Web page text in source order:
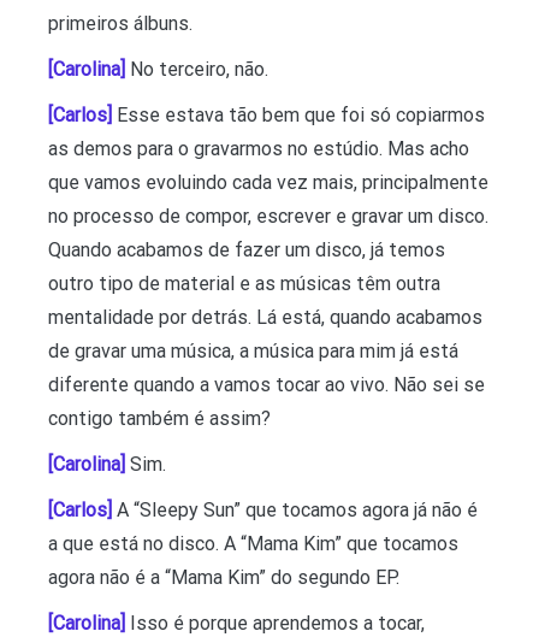
primeiros álbuns.
[Carolina] No terceiro, não.
[Carlos] Esse estava tão bem que foi só copiarmos
as demos para o gravarmos no estúdio. Mas acho
que vamos evoluindo cada vez mais, principalmente
no processo de compor, escrever e gravar um disco.
Quando acabamos de fazer um disco, já temos
outro tipo de material e as músicas têm outra
mentalidade por detrás. Lá está, quando acabamos
de gravar uma música, a música para mim já está
diferente quando a vamos tocar ao vivo. Não sei se
contigo também é assim?
[Carolina] Sim.
[Carlos] A “Sleepy Sun” que tocamos agora já não é
a que está no disco. A “Mama Kim” que tocamos
agora não é a “Mama Kim” do segundo EP.
[Carolina]
Isso é porque aprendemos a tocar,